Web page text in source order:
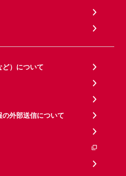
ど）について
外部送信について